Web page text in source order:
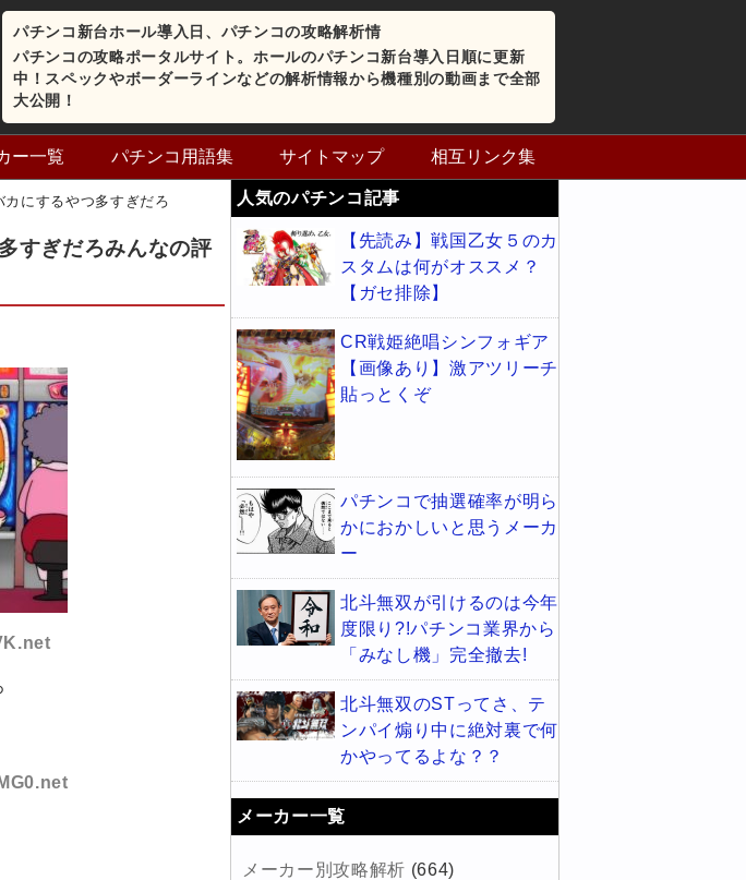
パチンコ新台ホール導入日、パチンコの攻略解析情
パチンコの攻略ポータルサイト。ホールのパチンコ新台導入日順に更新
中！スペックやボーダーラインなどの解析情報から機種別の動画まで全部
大公開！
ー一覧 パチンコ用語集 サイトマップ 相互リンク集
にするやつ多すぎだろ
すぎだろみんなの評
人気のパチンコ記事
【先読み】戦国乙女５のカ
スタムは何がオススメ？
【ガセ排除】
CR戦姫絶唱シンフォギア
【画像あり】激アツリーチ
貼っとくぞ
パチンコで抽選確率が明ら
かにおかしいと思うメーカ
ー
北斗無双が引けるのは今年
度限り?!パチンコ業界から
「みなし機」完全撤去!
北斗無双のSTってさ、テ
ンパイ煽り中に絶対裏で何
かやってるよな？？
メーカー一覧
メーカー別攻略解析 (664)